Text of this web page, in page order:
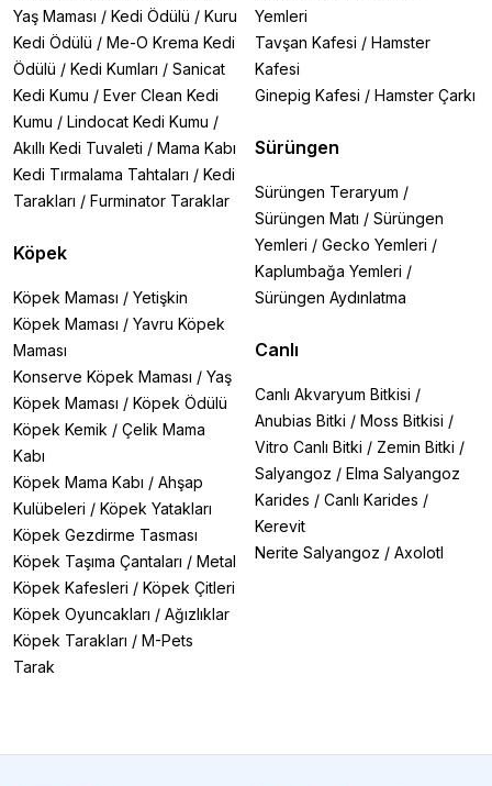
Yaş Maması / Kedi Ödülü / Kuru
Kedi Ödülü / Me-O Krema Kedi
Ödülü / Kedi Kumları / Sanicat
Kedi Kumu / Ever Clean Kedi
Kumu / Lindocat Kedi Kumu /
Akıllı Kedi Tuvaleti / Mama Kabı
Kedi Tırmalama Tahtaları / Kedi
Tarakları / Furminator Taraklar
Köpek
Köpek Maması / Yetişkin
Köpek Maması / Yavru Köpek
Maması
Konserve Köpek Maması / Yaş
Köpek Maması / Köpek Ödülü
Köpek Kemik / Çelik Mama
Kabı
Köpek Mama Kabı / Ahşap
Kulübeleri / Köpek Yatakları
Köpek Gezdirme Tasması
Köpek Taşıma Çantaları / Metal
Köpek Kafesleri / Köpek Çitleri
Köpek Oyuncakları / Ağızlıklar
Köpek Tarakları / M-Pets
Tarak
Yemleri
Tavşan Kafesi / Hamster
Kafesi
Ginepig Kafesi / Hamster Çarkı
Sürüngen
Sürüngen Teraryum /
Sürüngen Matı / Sürüngen
Yemleri / Gecko Yemleri /
Kaplumbağa Yemleri /
Sürüngen Aydınlatma
Canlı
Canlı Akvaryum Bitkisi /
Anubias Bitki / Moss Bitkisi /
Vitro Canlı Bitki / Zemin Bitki /
Salyangoz / Elma Salyangoz
Karides / Canlı Karides /
Kerevit
Nerite Salyangoz / Axolotl